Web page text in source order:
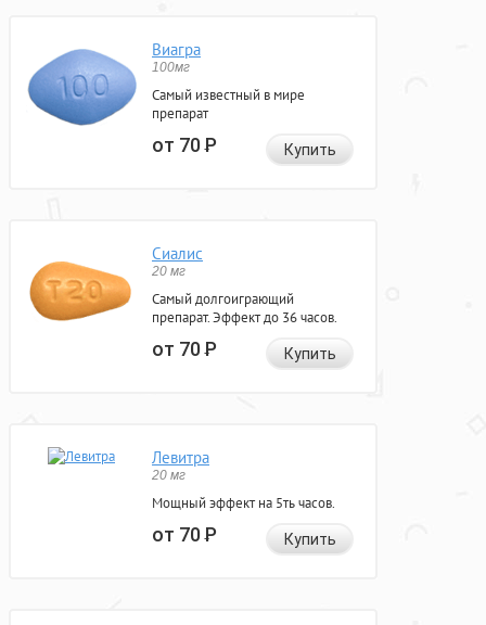
Виагра
100мг
Самый известный в мире
препарат
от 70Р Купить
Сиалис
20 мг
Самый долгоиграющий
препарат. Эффект до 36 часов.
от 70Р Купить
Левитра
20 мг
Мощный эффект на 5ть часов.
от 70Р Купить